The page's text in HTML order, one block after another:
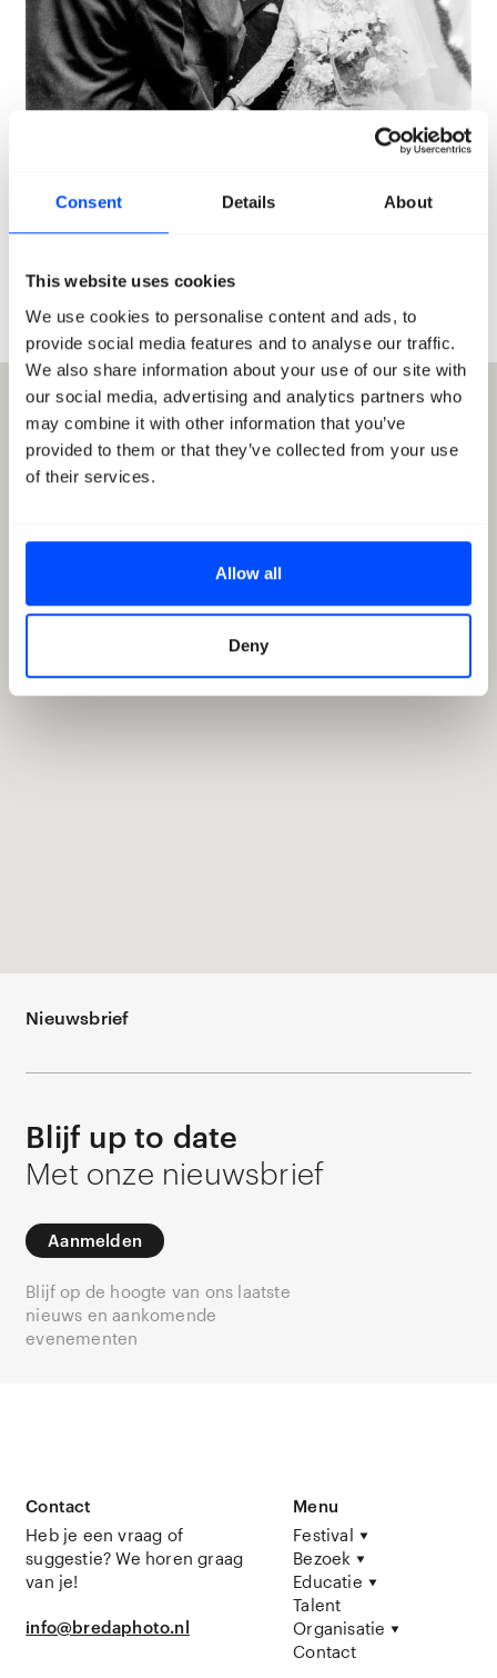
Consent Details About
This website uses cookies
We use cookies to personalise content and ads, to
provide social media features and to analyse our traffic.
We also share information about your use of our site with
our social media, advertising and analytics partners who
may combine it with other information that you’ve
provided to them or that they’ve collected from your use
of their services.
Allow all
Deny
Hans Chabot Welkom in Breda
Nieuwsbrief
Blijf up to date
Met onze nieuwsbrief
Aanmelden
Blijf op de hoogte van ons laatste
nieuws en aankomende
evenementen
Contact
Heb je een vraag of
suggestie? We horen graag
van je!
info@bredaphoto.nl
Menu
Festival
Bezoek
Educatie
Talent
Organisatie
Contact